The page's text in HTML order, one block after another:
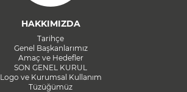
HAKKIMIZDA
Tarihçe
Genel Başkanlarımız
Amaç ve Hedefler
SON GENEL KURUL
Logo ve Kurumsal Kullanım
Tüzüğümüz